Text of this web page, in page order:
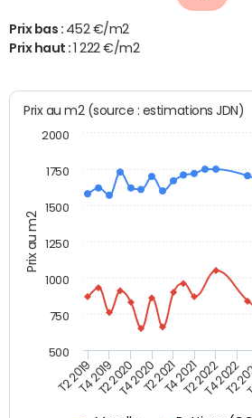
Prix bas : 452 €/m2
Prix haut :
1 222 €/m2
Prix au m2
Prix au m2 (source : estimations JDN)
T2 2019T4 2019T2 2020T4 2020T2 2021T4 2021T2 2022T4 2022
T2
500
750
1000
1250
1500
1750
2000